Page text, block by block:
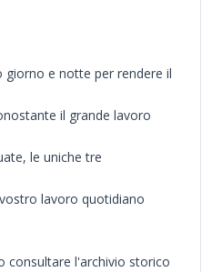
e notte per rendere il
il grande lavoro
le uniche tre
lavoro quotidiano
consultare l'archivio storico